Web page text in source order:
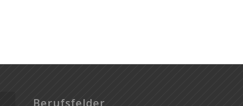
Berufsfelder